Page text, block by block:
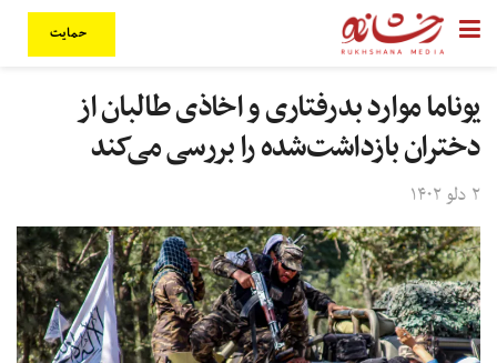
حمایت
یوناما موارد بدرفتاری و اخاذی طالبان از
دختران بازداشت‌شده را بررسی می‌کند
۲ دلو ۱۴۰۲